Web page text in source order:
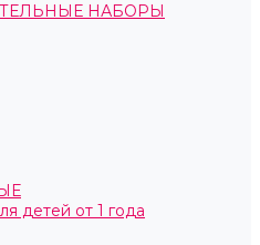
НАБОРЫ
от 1 года